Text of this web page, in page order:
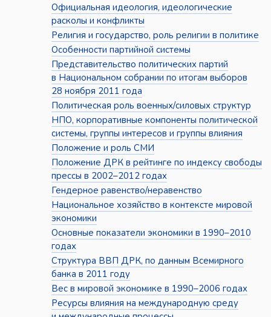
Официальная идеология, идеологические
расколы и конфликты
Религия и государство, роль религии в политике
Особенности партийной системы
Представительство политических партий
в Национальном собрании по итогам выборов
28 ноября 2011 года
Политическая роль военных/силовых структур
НПО, корпоративные компоненты политической
системы, группы интересов и группы влияния
Положение и роль СМИ
Положение ДРК в рейтинге по индексу свободы
прессы в 2002–2012 годах
Гендерное равенство/неравенство
Национальное хозяйство в контексте мировой
экономики
Основные показатели экономики в 1990–2010
годах
Структура ВВП ДРК, по данным Всемирного
банка в 2011 году
Вес в мировой экономике в 1990–2006 годах
Ресурсы влияния на международную среду